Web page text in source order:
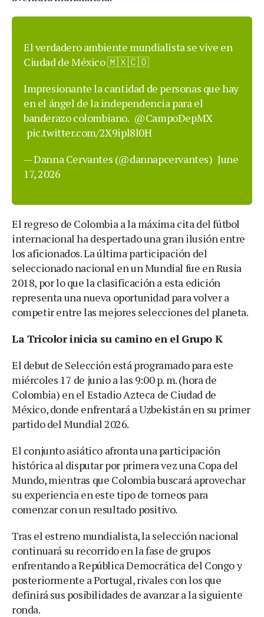
El verdadero ambiente mundialista se vive en
Ciudad de México 🇲🇽🇨🇴
Impresionante la cantidad de personas que hay
en el ángel de la independencia para el
banderazo colombiano. @CampoDepMX
pic.twitter.com/2X9ipl8l0H
— Danna Cervantes (@dannapcervantes) June
17, 2026
El regreso de Colombia a la máxima cita del fútbol
internacional ha despertado una gran ilusión entre
los aficionados. La última participación del
seleccionado nacional en un Mundial fue en Rusia
2018, por lo que la clasificación a esta edición
representa una nueva oportunidad para volver a
competir entre las mejores selecciones del planeta.
La Tricolor inicia su camino en el Grupo K
El debut de Selección está programado para este
miércoles 17 de junio a las 9:00 p. m. (hora de
Colombia) en el Estadio Azteca de Ciudad de
México, donde enfrentará a Uzbekistán en su primer
partido del Mundial 2026.
El conjunto asiático afronta una participación
histórica al disputar por primera vez una Copa del
Mundo, mientras que Colombia buscará aprovechar
su experiencia en este tipo de torneos para
comenzar con un resultado positivo.
Tras el estreno mundialista, la selección nacional
continuará su recorrido en la fase de grupos
enfrentando a República Democrática del Congo y
posteriormente a Portugal, rivales con los que
definirá sus posibilidades de avanzar a la siguiente
ronda.